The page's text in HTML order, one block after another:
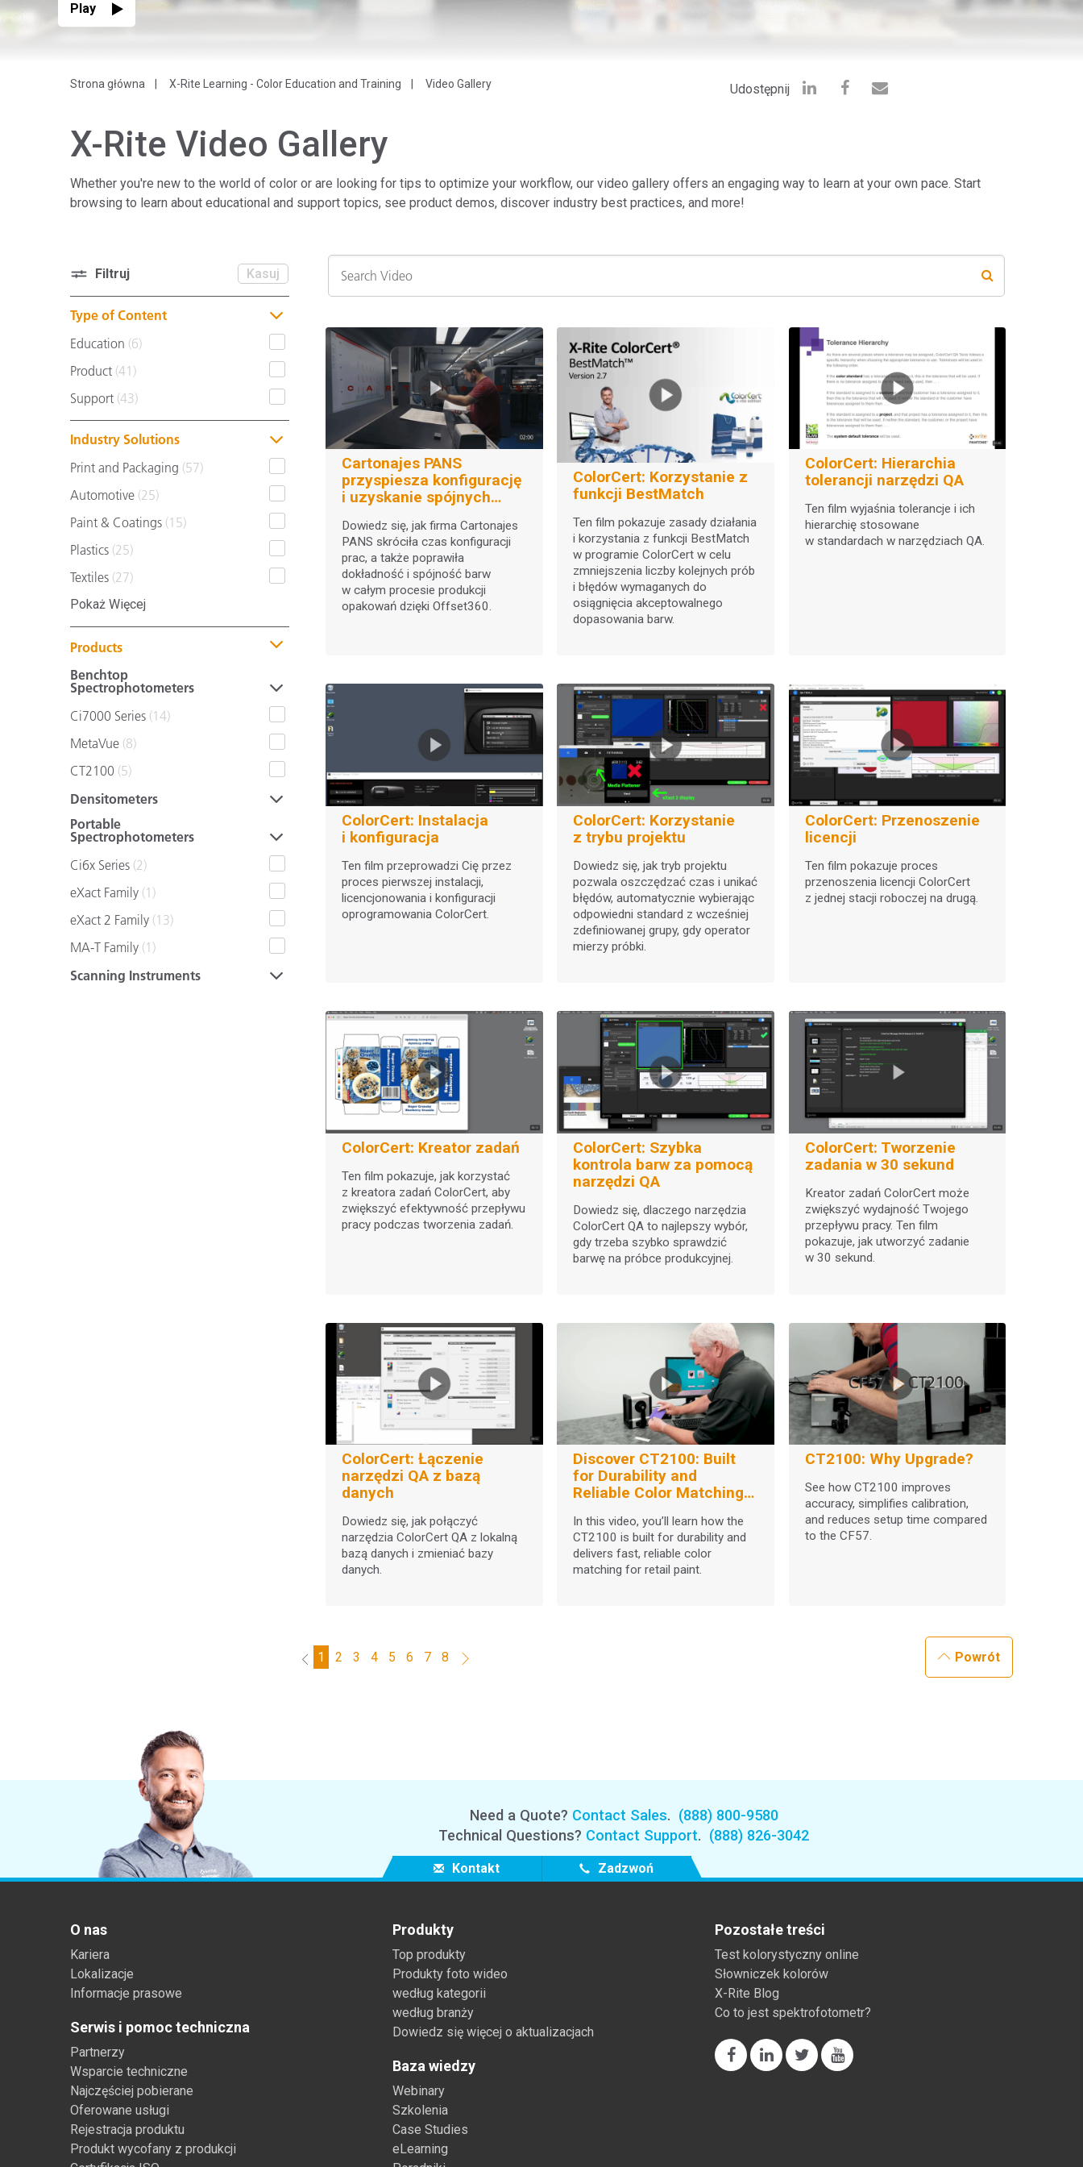
Tworzywa sztuczne Branża papiernicza
Play
Strona główna X-Rite Learning - Color Education and Training Video Gallery Udostępnij
X-Rite Video Gallery
Whether you're new to the world of color or are looking for tips to optimize your workflow, our video gallery offers an engaging way to learn at your own pace. Start
browsing to learn about educational and support topics, see product demos, discover industry best practices, and more!
Filtruj Kasuj
Type of Content
Education (6)
Product (41)
Support (43)
Industry Solutions
Print and Packaging (57)
Automotive (25)
Paint & Coatings (15)
Plastics (25)
Textiles (27)
Pokaż Więcej
Products
Benchtop
Spectrophotometers
Ci7000 Series (14)
MetaVue (8)
CT2100 (5)
Densitometers
Portable
Spectrophotometers
Ci6x Series (2)
eXact Family (1)
eXact 2 Family (13)
MA-T Family (1)
Scanning Instruments
Cartonajes PANS
przyspiesza konfigurację
i uzyskanie spójnych
Dowiedz się, jak firma Cartonajes
PANS skróciła czas konfiguracji
prac, a także poprawiła
dokładność i spójność barw
w całym procesie produkcji
opakowań dzięki Offset360.
ColorCert: Korzystanie z
funkcji BestMatch
Ten film pokazuje zasady działania
i korzystania z funkcji BestMatch
w programie ColorCert w celu
zmniejszenia liczby kolejnych prób
i błędów wymaganych do
osiągnięcia akceptowalnego
dopasowania barw.
ColorCert: Hierarchia
tolerancji narzędzi QA
Ten film wyjaśnia tolerancje i ich
hierarchię stosowane
w standardach w narzędziach QA.
ColorCert: Instalacja
i konfiguracja
Ten film przeprowadzi Cię przez
proces pierwszej instalacji,
licencjonowania i konfiguracji
oprogramowania ColorCert.
ColorCert: Korzystanie
z trybu projektu
Dowiedz się, jak tryb projektu
pozwala oszczędzać czas i unikać
błędów, automatycznie wybierając
odpowiedni standard z wcześniej
zdefiniowanej grupy, gdy operator
mierzy próbki.
ColorCert: Przenoszenie
licencji
Ten film pokazuje proces
przenoszenia licencji ColorCert
z jednej stacji roboczej na drugą.
ColorCert: Kreator zadań
Ten film pokazuje, jak korzystać
z kreatora zadań ColorCert, aby
zwiększyć efektywność przepływu
pracy podczas tworzenia zadań.
ColorCert: Szybka
kontrola barw za pomocą
narzędzi QA
Dowiedz się, dlaczego narzędzia
ColorCert QA to najlepszy wybór,
gdy trzeba szybko sprawdzić
barwę na próbce produkcyjnej.
ColorCert: Tworzenie
zadania w 30 sekund
Kreator zadań ColorCert może
zwiększyć wydajność Twojego
przepływu pracy. Ten film
pokazuje, jak utworzyć zadanie
w 30 sekund.
ColorCert: Łączenie
narzędzi QA z bazą
danych
Dowiedz się, jak połączyć
narzędzia ColorCert QA z lokalną
bazą danych i zmieniać bazy
danych.
Discover CT2100: Built
for Durability and
Reliable Color Matching
In this video, you’ll learn how the
CT2100 is built for durability and
delivers fast, reliable color
matching for retail paint.
CT2100: Why Upgrade?
See how CT2100 improves
accuracy, simplifies calibration,
and reduces setup time compared
to the CF57.
1 2 3 4 5 6 7 8 Powrót
Need a Quote? Contact Sales. (888) 800-9580
Technical Questions? Contact Support. (888) 826-3042
Kontakt Zadzwoń
O nas
Kariera
Lokalizacje
Informacje prasowe
Serwis i pomoc techniczna
Partnerzy
Wsparcie techniczne
Najczęściej pobierane
Oferowane usługi
Rejestracja produktu
Produkt wycofany z produkcji
Produkty
Top produkty
Produkty foto wideo
według kategorii
według branży
Dowiedz się więcej o aktualizacjach
Baza wiedzy
Webinary
Szkolenia
Case Studies
eLearning
Pozostałe treści
Test kolorystyczny online
Słowniczek kolorów
X-Rite Blog
Co to jest spektrofotometr?